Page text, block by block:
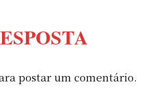
postar um comentário.